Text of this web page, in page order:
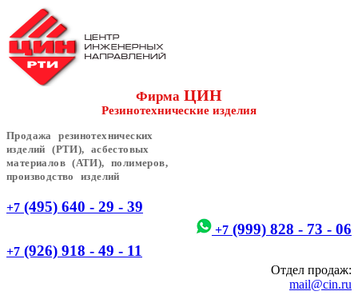
Фирма ЦИН
Резинотехнические изделия
Продажа резинотехнических
изделий (РТИ), асбестовых
материалов (АТИ), полимеров,
производство изделий
+7 (495) 640 - 29 - 39
+7 (999) 828 - 73 - 06
+7 (926) 918 - 49 - 11
Отдел продаж:
mail@cin.ru